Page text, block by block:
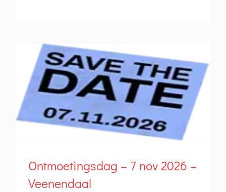
Ontmoetingsdag – 7 nov 2026 –
Veenendaal